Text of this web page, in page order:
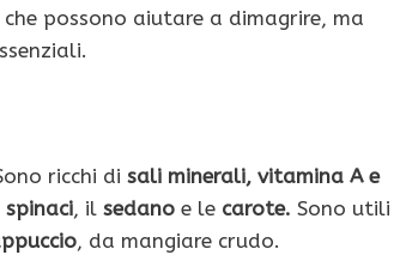
possono aiutare a dimagrire, ma
ricchi di sali minerali, vitamina A e
spinaci, il sedano e le carote. Sono utili
, da mangiare crudo.